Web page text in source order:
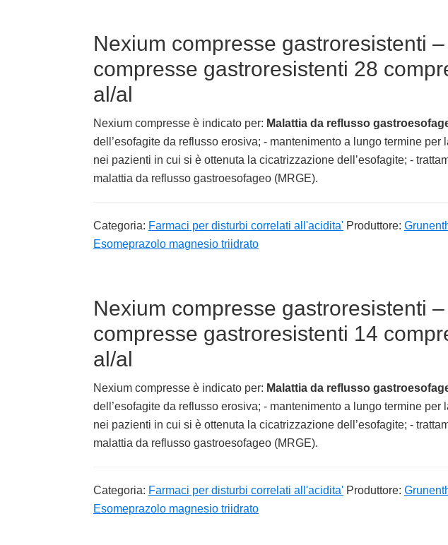
Nexium compresse gastroresistenti
compresse gastroresistenti 28
al/al
Nexium compresse è indicato per: Malattia da reflusso
dell’esofagite da reflusso erosiva; - mantenimento a lungo termine
nei pazienti in cui si è ottenuta la cicatrizzazione dell’esofagite; -
malattia da reflusso gastroesofageo (MRGE).
Categoria: Farmaci per disturbi correlati all'acidita' Produttore:
Esomeprazolo magnesio triidrato
Nexium compresse gastroresistenti
compresse gastroresistenti 14
al/al
Nexium compresse è indicato per: Malattia da reflusso
dell’esofagite da reflusso erosiva; - mantenimento a lungo termine
nei pazienti in cui si è ottenuta la cicatrizzazione dell’esofagite; -
malattia da reflusso gastroesofageo (MRGE).
Categoria: Farmaci per disturbi correlati all'acidita' Produttore:
Esomeprazolo magnesio triidrato